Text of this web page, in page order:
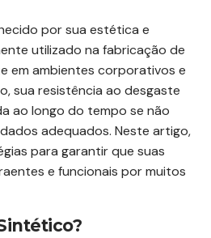
por sua estética e
utilizado na fabricação de
em ambientes corporativos e
sua resistência ao desgaste
ao longo do tempo se não
adequados. Neste artigo,
para garantir que suas
e funcionais por muitos